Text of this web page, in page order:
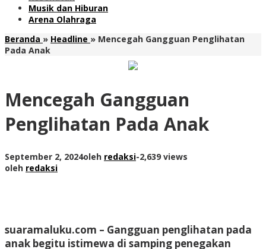
Musik dan Hiburan
Arena Olahraga
Beranda » Headline » Mencegah Gangguan Penglihatan
Pada Anak
Mencegah Gangguan
Penglihatan Pada Anak
September 2, 2024oleh redaksi-2,639 views
oleh redaksi
suaramaluku.com – Gangguan penglihatan pada
anak begitu istimewa di samping penegakan